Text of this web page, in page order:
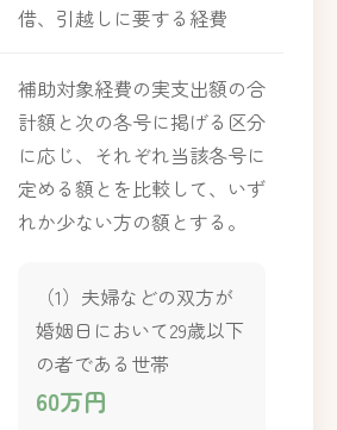
借、引越しに要する経費
補助対象経費の実支出額の合
計額と次の各号に掲げる区分
に応じ、それぞれ当該各号に
定める額とを比較して、いず
れか少ない方の額とする。
（1）夫婦などの双方が
婚姻日において29歳以下
の者である世帯
60万円